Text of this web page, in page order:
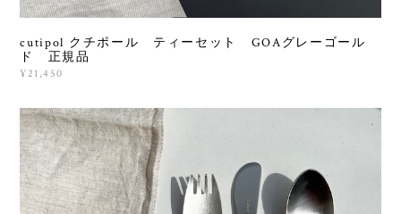
cutipol クチポール ティーセット GOAグレーゴール
ド 正規品
¥21,450